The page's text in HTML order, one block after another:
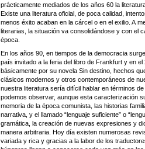
prácticamente mediados de los años 60 la
Existe una literatura oficial, de poca calidad,
menos éxito acaban en la cárcel o en el exilio. A
literarias, la situación va consolidándose y con el
época.
En los años 90, en tiempos de la democracia
país invitado a la feria del libro de Frankfurt y en
básicamente por su novela Sin destino, hechos
clásicos modernos y otros contemporáneos de
nuestra literatura sería difícil hablar en términos
podemos observar, aunque esta caracterización
memoria de la época comunista, las historias
narrativa, y el llamado “lenguaje suficiente” o
gramática, la creación de nuevas expresiones y
manera arbitraria. Hoy día existen numerosas
variada y rica y gracias a la labor de los